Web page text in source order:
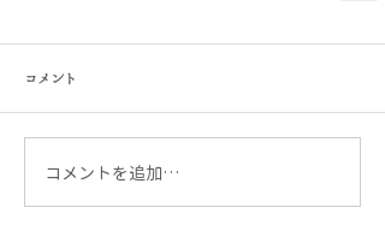
コメント
コメントを追加…